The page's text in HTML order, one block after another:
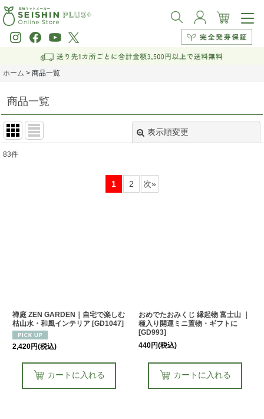
ホーム > 商品一覧
商品一覧
表示順変更
83件
1 2 次»
禅庭 ZEN GARDEN｜自宅で楽しむ
枯山水・和風インテリア [GD1047]
2,420円(税込)
カートに入れる
おめでたおみくじ 縁起物 富士山 ｜
種入り開運ミニ置物・ギフトに
[GD993]
440円(税込)
カートに入れる